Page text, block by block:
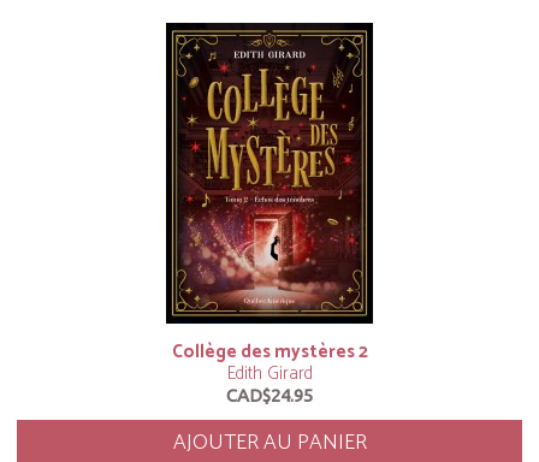
Collège des mystères 2
Edith Girard
CAD$24.95
AJOUTER AU PANIER